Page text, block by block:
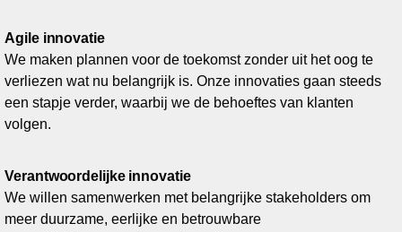
Agile innovatie
We maken plannen voor de toekomst zonder uit het oog te
verliezen wat nu belangrijk is. Onze innovaties gaan steeds
een stapje verder, waarbij we de behoeftes van klanten
volgen.
Verantwoordelijke innovatie
We willen samenwerken met belangrijke stakeholders om
meer duurzame, eerlijke en betrouwbare